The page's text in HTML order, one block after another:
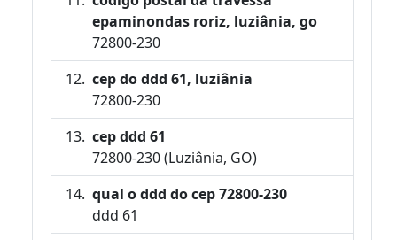
epaminondas roriz, luziânia, go
72800-230
cep do ddd 61, luziânia
72800-230
cep ddd 61
72800-230 (Luziânia, GO)
qual o ddd do cep 72800-230
ddd 61